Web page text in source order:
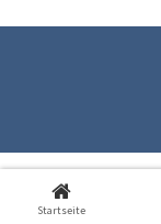
Startseite